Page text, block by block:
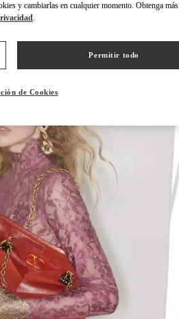
y cambiarlas en cualquier momento. Obtenga más
.
Permitir todo
de Cookies